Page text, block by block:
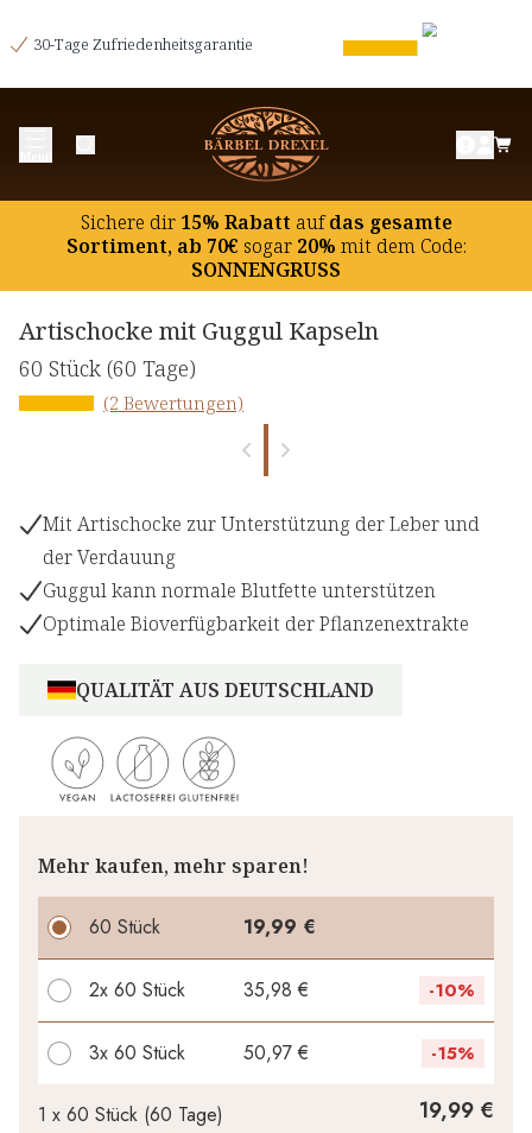
30-Tage Zufriedenheitsgarantie
Sichere dir15% Rabatt aufdas gesamte
Sortiment, ab 70€ sogar20% mit dem Code:
SONNENGRUSS
Artischocke mit Guggul Kapseln
60 Stück (60 Tage)
(2 Bewertungen)
Mit Artischocke zur Unterstützung der Leber und
der Verdauung
Guggul kann normale Blutfette unterstützen
Optimale Bioverfügbarkeit der Pflanzenextrakte
QUALITÄT AUS DEUTSCHLAND
Mehr kaufen, mehr sparen!
60 Stück 19,99 €
2x 60 Stück 35,98 € -10%
3x 60 Stück 50,97 € -15%
Ihr persönlicher Rabatt
1 x 60 Stück (60 Tage)
19,99 €